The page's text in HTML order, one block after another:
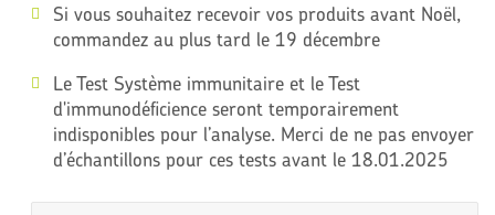
Si vous souhaitez recevoir vos produits avant Noël,
commandez au plus tard le 19 décembre
Le Test Système immunitaire et le Test
d'immunodéficience seront temporairement
indisponibles pour l’analyse. Merci de ne pas envoyer
d’échantillons pour ces tests avant le 18.01.2025